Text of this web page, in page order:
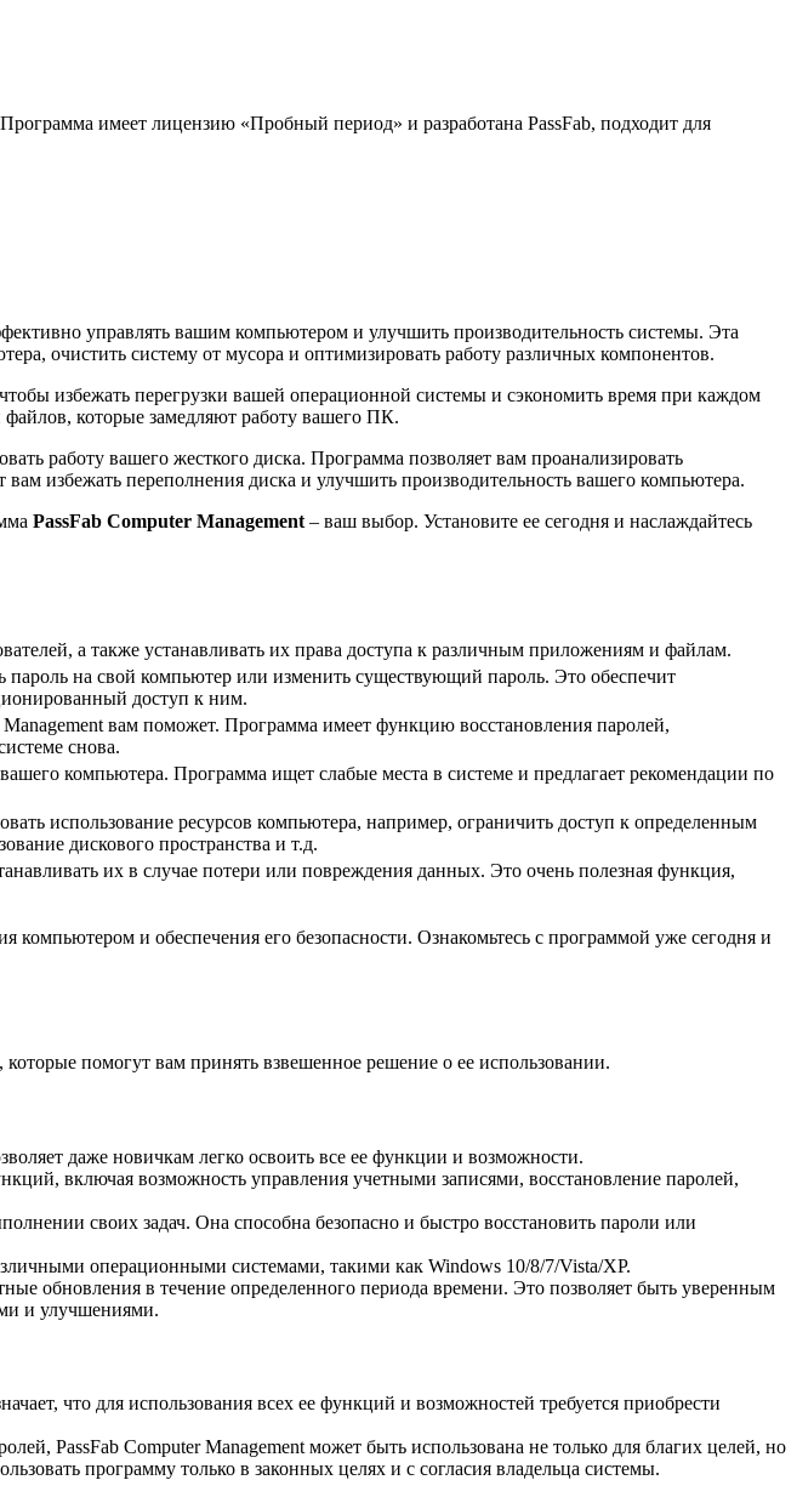
Программа имеет лицензию «Пробный период» и разработана PassFab, подходит для
управлять вашим компьютером и улучшить производительность системы. Эта
очистить систему от мусора и оптимизировать работу различных компонентов.
избежать перегрузки вашей операционной системы и сэкономить время при каждом
которые замедляют работу вашего ПК.
работу вашего жесткого диска. Программа позволяет вам проанализировать
избежать переполнения диска и улучшить производительность вашего компьютера.
PassFab Computer Management– ваш выбор. Установите ее сегодня и наслаждайтесь
а также устанавливать их права доступа к различным приложениям и файлам.
на свой компьютер или изменить существующий пароль. Это обеспечит
доступ к ним.
вам поможет. Программа имеет функцию восстановления паролей,
снова.
компьютера. Программа ищет слабые места в системе и предлагает рекомендации по
использование ресурсов компьютера, например, ограничить доступ к определенным
дискового пространства и т.д.
их в случае потери или повреждения данных. Это очень полезная функция,
и обеспечения его безопасности. Ознакомьтесь с программой уже сегодня и
помогут вам принять взвешенное решение о ее использовании.
даже новичкам легко освоить все ее функции и возможности.
включая возможность управления учетными записями, восстановление паролей,
своих задач. Она способна безопасно и быстро восстановить пароли или
операционными системами, такими как Windows 10/8/7/Vista/XP.
обновления в течение определенного периода времени. Это позволяет быть уверенным
и улучшениями.
что для использования всех ее функций и возможностей требуется приобрести
PassFab Computer Management может быть использована не только для благих целей, но
программу только в законных целях и с согласия владельца системы.